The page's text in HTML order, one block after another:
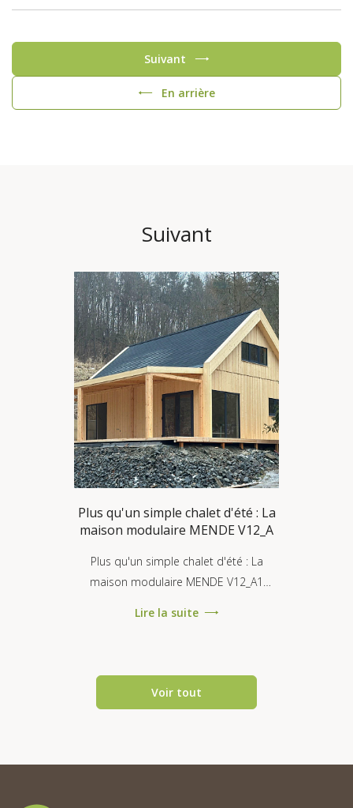
En arrière
Suivant
Suivant
Plus qu'un simple chalet d'été : La
maison modulaire MENDE V12_A
Plus qu'un simple chalet d'été : La
maison modulaire MENDE V12_A1
Lire la suite
Voir tout